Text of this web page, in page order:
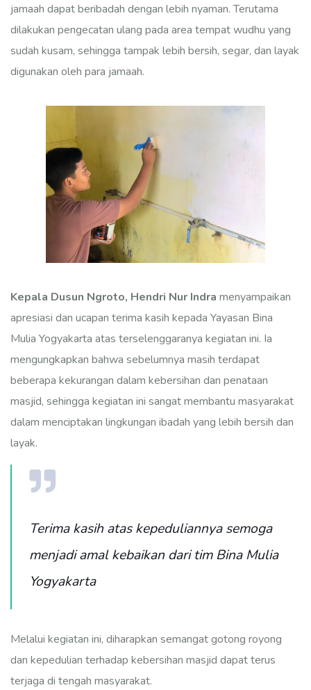
jamaah dapat beribadah dengan lebih nyaman. Terutama
dilakukan pengecatan ulang pada area tempat wudhu yang
sudah kusam, sehingga tampak lebih bersih, segar, dan layak
digunakan oleh para jamaah.
Kepala Dusun Ngroto, Hendri Nur Indra menyampaikan
apresiasi dan ucapan terima kasih kepada Yayasan Bina
Mulia Yogyakarta atas terselenggaranya kegiatan ini. Ia
mengungkapkan bahwa sebelumnya masih terdapat
beberapa kekurangan dalam kebersihan dan penataan
masjid, sehingga kegiatan ini sangat membantu masyarakat
dalam menciptakan lingkungan ibadah yang lebih bersih dan
layak.
Terima kasih atas kepeduliannya semoga
menjadi amal kebaikan dari tim Bina Mulia
Yogyakarta
Melalui kegiatan ini, diharapkan semangat gotong royong
dan kepedulian terhadap kebersihan masjid dapat terus
terjaga di tengah masyarakat.